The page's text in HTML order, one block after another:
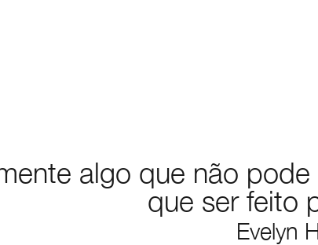
algo que não
que ser feito
Evelyn